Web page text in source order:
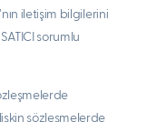
iletişim bilgilerini
sorumlu
sözleşmelerde